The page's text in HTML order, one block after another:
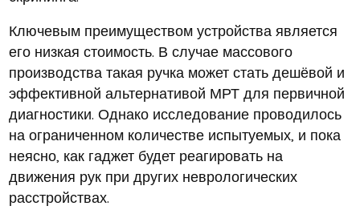
Ключевым преимуществом устройства является
его низкая стоимость. В случае массового
производства такая ручка может стать дешёвой и
эффективной альтернативой МРТ для первичной
диагностики. Однако исследование проводилось
на ограниченном количестве испытуемых, и пока
неясно, как гаджет будет реагировать на
движения рук при других неврологических
расстройствах.